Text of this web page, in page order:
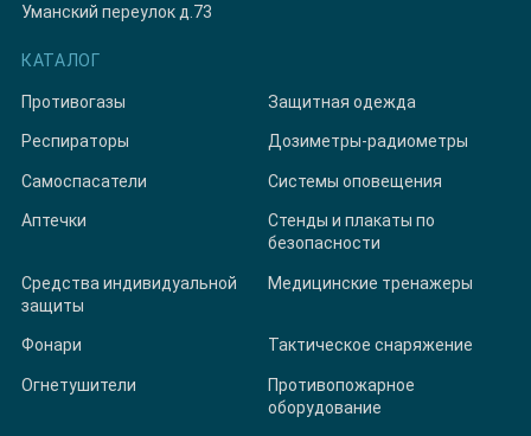
Уманский переулок д.73
КАТАЛОГ
Противогазы Защитная одежда
Респираторы Дозиметры-радиометры
Самоспасатели Системы оповещения
Аптечки
Стенды и плакаты по
безопасности
Средства индивидуальной
защиты
Медицинские тренажеры
Фонари Тактическое снаряжение
Огнетушители
Противопожарное
оборудование